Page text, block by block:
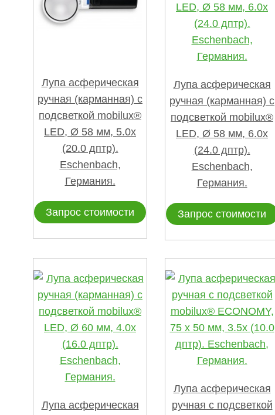
Лупа асферическая
ручная (карманная) с
подсветкой mobilux®
LED, Ø 58 мм, 5.0х
(20.0 дптр).
Eschenbach,
Германия.
Запрос стоимости
Лупа асферическая
ручная (карманная) с
подсветкой mobilux®
LED, Ø 58 мм, 6.0х
(24.0 дптр).
Eschenbach,
Германия.
Запрос стоимости
Лупа асферическая
Лупа асферическая
ручная с подсветкой